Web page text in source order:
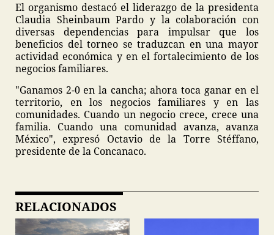
El organismo destacó el liderazgo de la presidenta
Claudia Sheinbaum Pardo y la colaboración con
diversas dependencias para impulsar que los
beneficios del torneo se traduzcan en una mayor
actividad económica y en el fortalecimiento de los
negocios familiares.
"Ganamos 2-0 en la cancha; ahora toca ganar en el
territorio, en los negocios familiares y en las
comunidades. Cuando un negocio crece, crece una
familia. Cuando una comunidad avanza, avanza
México", expresó Octavio de la Torre Stéffano,
presidente de la Concanaco.
RELACIONADOS